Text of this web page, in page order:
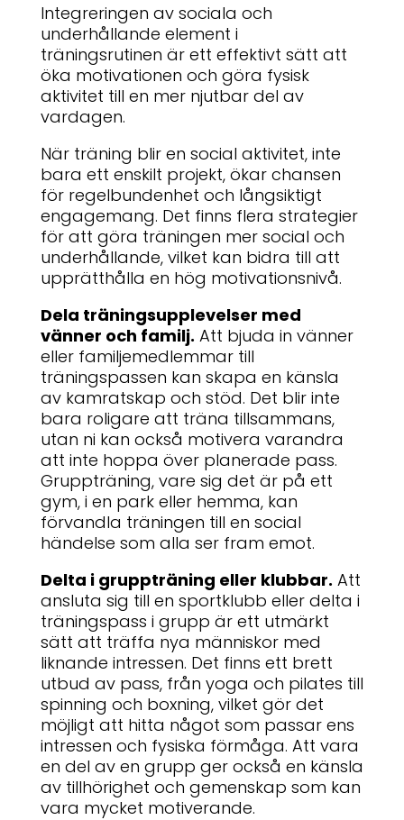
Integreringen av sociala och
underhållande element i
träningsrutinen är ett effektivt sätt att
öka motivationen och göra fysisk
aktivitet till en mer njutbar del av
vardagen.
När träning blir en social aktivitet, inte
bara ett enskilt projekt, ökar chansen
för regelbundenhet och långsiktigt
engagemang. Det finns flera strategier
för att göra träningen mer social och
underhållande, vilket kan bidra till att
upprätthålla en hög motivationsnivå.
Dela träningsupplevelser med
vänner och familj. Att bjuda in vänner
eller familjemedlemmar till
träningspassen kan skapa en känsla
av kamratskap och stöd. Det blir inte
bara roligare att träna tillsammans,
utan ni kan också motivera varandra
att inte hoppa över planerade pass.
Gruppträning, vare sig det är på ett
gym, i en park eller hemma, kan
förvandla träningen till en social
händelse som alla ser fram emot.
Delta i gruppträning eller klubbar. Att
ansluta sig till en sportklubb eller delta i
träningspass i grupp är ett utmärkt
sätt att träffa nya människor med
liknande intressen. Det finns ett brett
utbud av pass, från yoga och pilates till
spinning och boxning, vilket gör det
möjligt att hitta något som passar ens
intressen och fysiska förmåga. Att vara
en del av en grupp ger också en känsla
av tillhörighet och gemenskap som kan
vara mycket motiverande.